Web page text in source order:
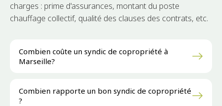
charges : prime d'assurances, montant du poste
chauffage collectif, qualité des clauses des contrats, etc.
Combien coûte un syndic de copropriété à
Marseille?
Combien rapporte un bon syndic de copropriété
?